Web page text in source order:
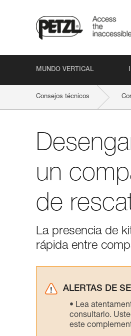
MUNDO VERTICAL
Consejos técnicos
un
de
La presencia de
rápida entre
ALERTAS DE
Lea
consultarlo.
este